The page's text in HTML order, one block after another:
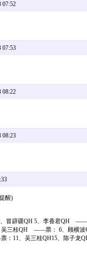
07:52
07:53
08:22
08:23
醒)
、冒辟疆QH 5、李香君QH
吴三桂QH ——票： 6、顾横
11、吴三桂QH15、陈子龙